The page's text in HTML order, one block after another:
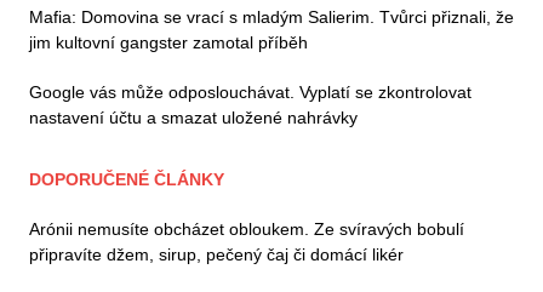
Mafia: Domovina se vrací s mladým Salierim. Tvůrci přiznali, že
jim kultovní gangster zamotal příběh
Google vás může odposlouchávat. Vyplatí se zkontrolovat
nastavení účtu a smazat uložené nahrávky
DOPORUČENÉ ČLÁNKY
Arónii nemusíte obcházet obloukem. Ze svíravých bobulí
připravíte džem, sirup, pečený čaj či domácí likér